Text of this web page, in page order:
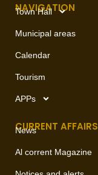
NAVIGATION
Town Hall
Municipal areas
Calendar
Tourism
APPs
CURRENT AFFAIRS
News
Al corrent Magazine